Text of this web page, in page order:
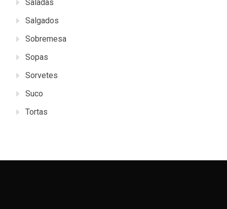
Saladas
Salgados
Sobremesa
Sopas
Sorvetes
Suco
Tortas